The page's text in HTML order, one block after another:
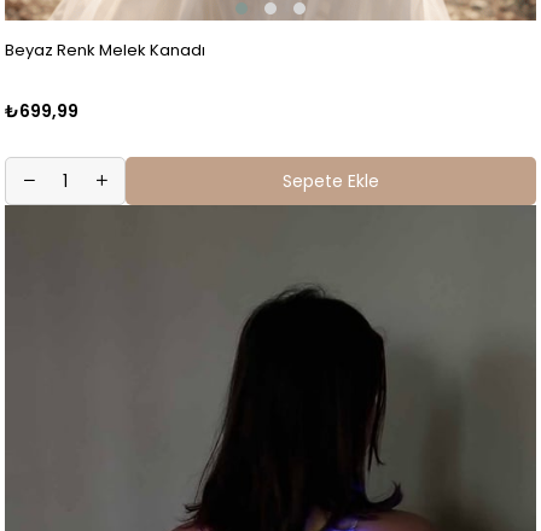
Beyaz Renk Melek Kanadı
₺699,99
Sepete Ekle